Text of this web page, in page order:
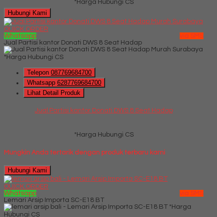
*Harga Hubungi CS
Hubungi Kami
QUICK ORDER
Whatsapp
via SMS
Jual Partisi kantor Donati DWS 8 Seat Hadap
*Harga Hubungi CS
Telepon 087769684700
Whatsapp 6287769684700
Lihat Detail Produk
Jual Partisi kantor Donati DWS 8 Seat Hadap
*Harga Hubungi CS
Mungkin Anda tertarik dengan produk terbaru kami
Hubungi Kami
QUICK ORDER
Whatsapp
via SMS
Lemari Arsip Importa SC-E18 BT
*Harga
Hubungi CS